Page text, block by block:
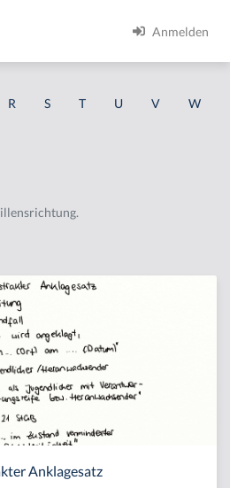
Anmelden
R S T U V W
Anklagesatz